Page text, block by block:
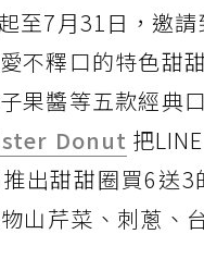
至7月31日，邀
不釋口的特色甜
果醬等五款經典
Donut 把
出甜甜圈買6送
山芹菜、刺蔥、